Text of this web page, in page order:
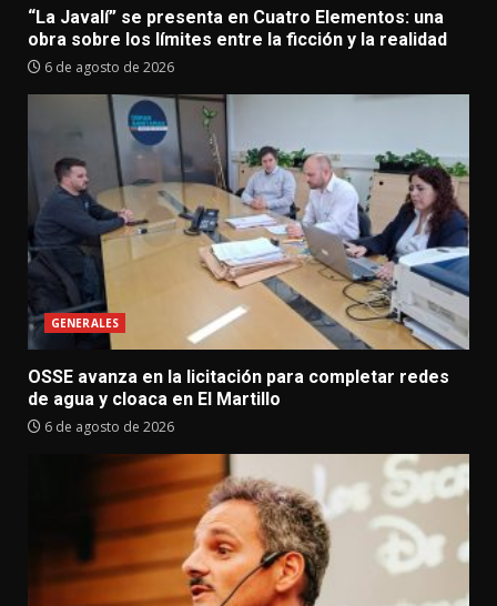
“La Javalí” se presenta en Cuatro Elementos: una
obra sobre los límites entre la ficción y la realidad
6 de agosto de 2026
GENERALES
OSSE avanza en la licitación para completar redes
de agua y cloaca en El Martillo
6 de agosto de 2026